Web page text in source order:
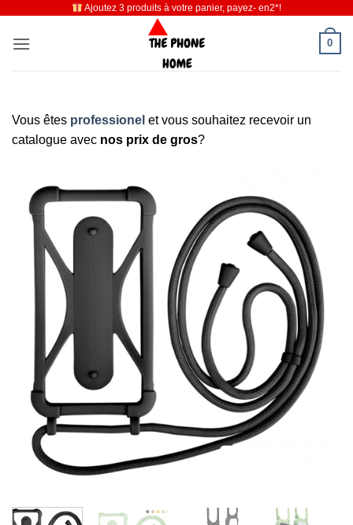
contenu
Ajoutez 3 produits à votre panier, payez- en2*!
0
Vous êtes professionel et vous souhaitez recevoir un
catalogue avec nos prix de gros?